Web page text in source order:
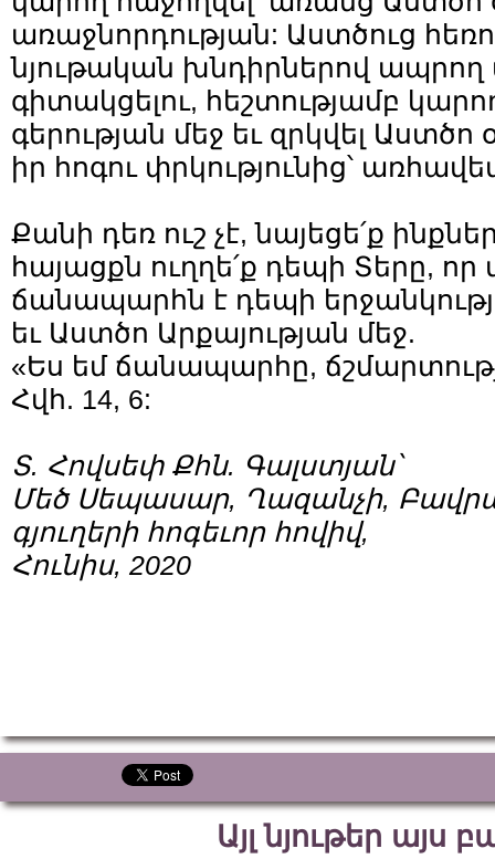
առաջնորդության: Աստծուց
նյութական խնդիրներով
գիտակցելու, հեշտությամբ
գերության մեջ եւ զրկվել Աստծո
իր հոգու փրկությունից՝
Քանի դեռ ուշ չէ, նայեցե՛ք
հայացքն ուղղե՛ք դեպի Տերը, որ
ճանապարհն է դեպի
եւ Աստծո Արքայության մեջ.
«Ես եմ ճանապարհը,
Հվհ. 14, 6:
Տ. Հովսեփ Քհն. Գալստյան՝
Մեծ Սեպասար, Ղազանչի,
գյուղերի հոգեւոր հովիվ,
Հունիս, 2020
Այլ նյութեր այս